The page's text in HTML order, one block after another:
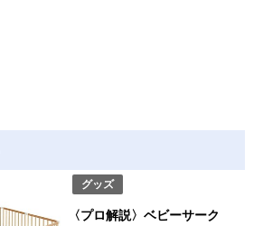
グッズ
〈プロ解説〉ベビーサーク